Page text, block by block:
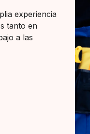
experiencia
tanto en
a las